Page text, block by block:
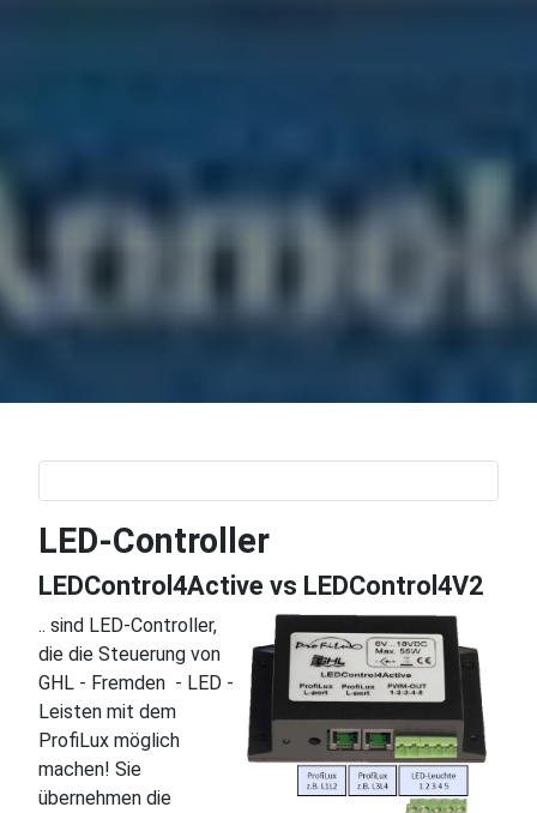
LED-Controller
LEDControl4Active vs LEDControl4V2
.. sind LED-Controller,
die die Steuerung von
GHL - Fremden - LED -
Leisten mit dem
ProfiLux möglich
machen! Sie
übernehmen die